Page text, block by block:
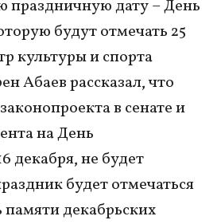
праздничную дату – День
будут отмечать 25
культуры и спорта
Абаев рассказал, что
в сенате и
на День
декабря, не будет
будет отмечаться
декабрьских